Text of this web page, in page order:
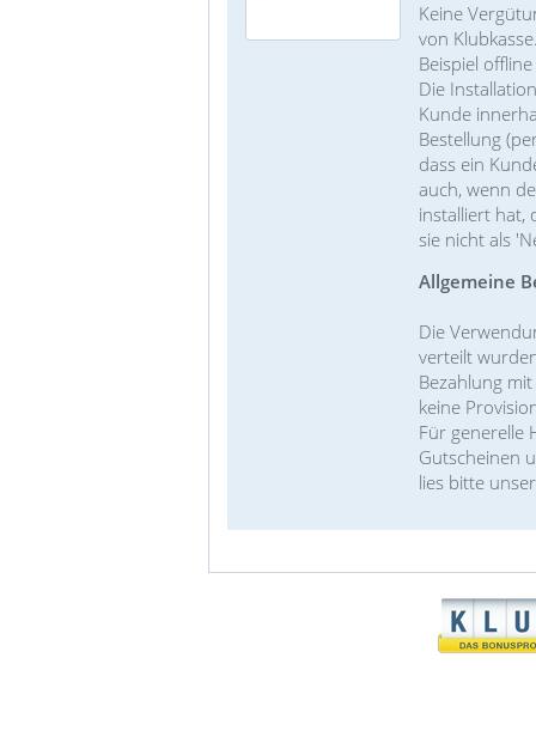
Keine
von
Beispiel
Die
Kunde
Bestellung
dass ein
auch, wenn
installiert hat,
sie nicht als
Allgemeine
Die
verteilt
Bezahlung
keine
Für generelle
Gutscheinen
lies bitte